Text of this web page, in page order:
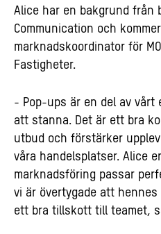
Alice har en bakgrund från
Communication och
marknadskoordinator för
Fastigheter.
- Pop-ups är en del av vårt
att stanna. Det är ett bra
utbud och förstärker
våra handelsplatser. Alice
marknadsföring passar
vi är övertygade att
ett bra tillskott till teamet,